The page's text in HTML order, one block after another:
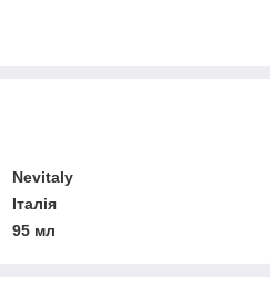
Nevitaly
Італія
95 мл